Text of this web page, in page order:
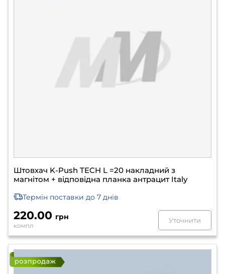
Штовхач K-Push TECH L =20 накладний з
магнітом + відповідна планка антрацит Italy
Термін поставки до 7 днів
220.00 грн
компл
Уточнити